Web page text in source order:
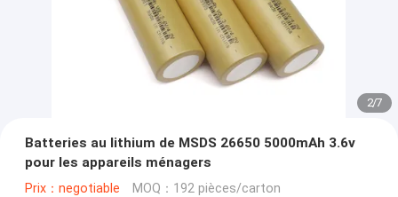
2/7
Batteries au lithium de MSDS 26650 5000mAh 3.6v
pour les appareils ménagers
Prix：negotiable MOQ：192 pièces/carton